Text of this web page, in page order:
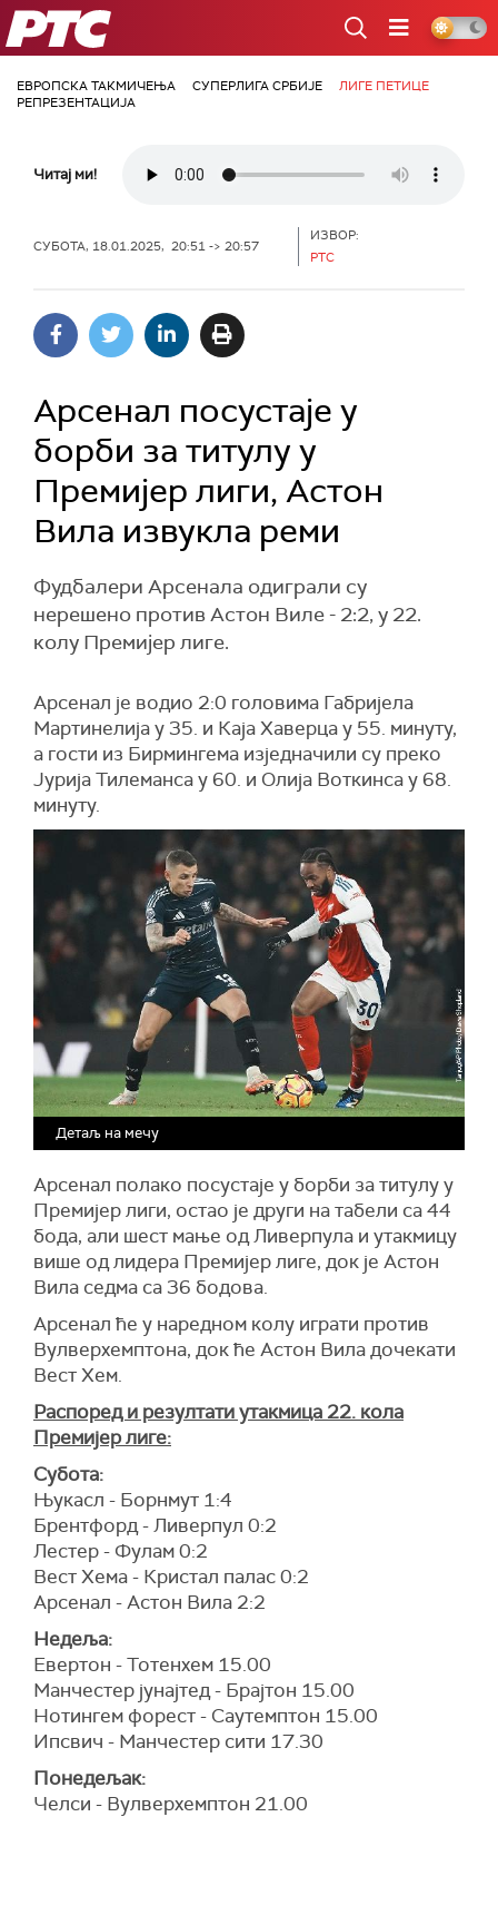
РТС
ЕВРОПСКА ТАКМИЧЕЊА СУПЕРЛИГА СРБИЈЕ
ЛИГЕ ПЕТИЦЕ
РЕПРЕЗЕНТАЦИЈА
Читај ми!
СУБОТА, 18.01.2025, 20:51 -> 20:57
ИЗВОР:
РТС
Арсенал посустаје у
борби за титулу у
Премијер лиги, Астон
Вила извукла реми
Фудбалери Арсенала одиграли су
нерешено против Астон Виле - 2:2, у 22.
колу Премијер лиге.
Арсенал је водио 2:0 головима Габријела
Мартинелија у 35. и Каја Хаверца у 55. минуту,
а гости из Бирмингема изједначили су преко
Јурија Тилеманса у 60. и Олија Воткинса у 68.
минуту.
Детаљ на мечу
Арсенал полако посустаје у борби за титулу у
Премијер лиги, остао је други на табели са 44
бода, али шест мање од Ливерпула и утакмицу
више од лидера Премијер лиге, док је Астон
Вила седма са 36 бодова.
Арсенал ће у наредном колу играти против
Вулверхемптона, док ће Астон Вила дочекати
Вест Хем.
Распоред и резултати утакмица 22. кола
Премијер лиге:
Субота:
Њукасл - Борнмут 1:4
Брентфорд - Ливерпул 0:2
Лестер - Фулам 0:2
Вест Хема - Кристал палас 0:2
Арсенал - Астон Вила 2:2
Недеља:
Евертон - Тотенхем 15.00
Манчестер јунајтед - Брајтон 15.00
Нотингем форест - Саутемптон 15.00
Ипсвич - Манчестер сити 17.30
Понедељак:
Челси - Вулверхемптон 21.00